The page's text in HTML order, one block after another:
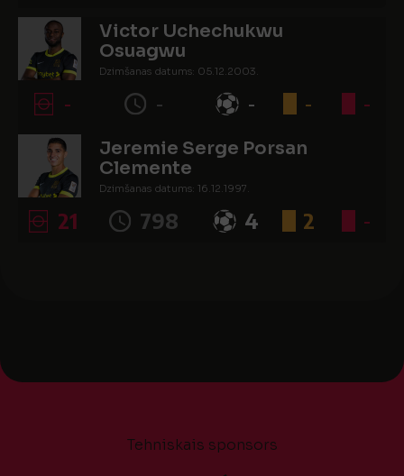
Victor Uchechukwu
Osuagwu
Dzimšanas datums: 05.12.2003.
- - - - -
Jeremie Serge Porsan
Clemente
Dzimšanas datums: 16.12.1997.
21 798 4 2 -
Tehniskais sponsors